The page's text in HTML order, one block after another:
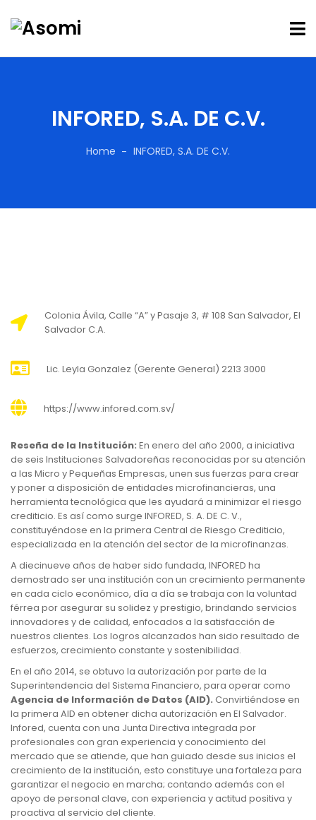
INFORED, S.A. DE C.V.
Home INFORED, S.A. DE C.V.
Colonia Ávila, Calle “A” y Pasaje 3, # 108 San Salvador, El
Salvador C.A.
Lic. Leyla Gonzalez (Gerente General) 2213 3000
https://www.infored.com.sv/
Reseña de la Institución: En enero del año 2000, a iniciativa
de seis Instituciones Salvadoreñas reconocidas por su atención
a las Micro y Pequeñas Empresas, unen sus fuerzas para crear
y poner a disposición de entidades microfinancieras, una
herramienta tecnológica que les ayudará a minimizar el riesgo
crediticio. Es así como surge INFORED, S. A. DE C. V.,
constituyéndose en la primera Central de Riesgo Crediticio,
especializada en la atención del sector de la microfinanzas.
A diecinueve años de haber sido fundada, INFORED ha
demostrado ser una institución con un crecimiento permanente
en cada ciclo económico, día a día se trabaja con la voluntad
férrea por asegurar su solidez y prestigio, brindando servicios
innovadores y de calidad, enfocados a la satisfacción de
nuestros clientes. Los logros alcanzados han sido resultado de
esfuerzos, crecimiento constante y sostenibilidad.
En el año 2014, se obtuvo la autorización por parte de la
Superintendencia del Sistema Financiero, para operar como
Agencia de Información de Datos (AID). Convirtiéndose en
la primera AID en obtener dicha autorización en El Salvador.
Infored, cuenta con una Junta Directiva integrada por
profesionales con gran experiencia y conocimiento del
mercado que se atiende, que han guiado desde sus inicios el
crecimiento de la institución, esto constituye una fortaleza para
garantizar el negocio en marcha; contando además con el
apoyo de personal clave, con experiencia y actitud positiva y
proactiva al servicio del cliente.